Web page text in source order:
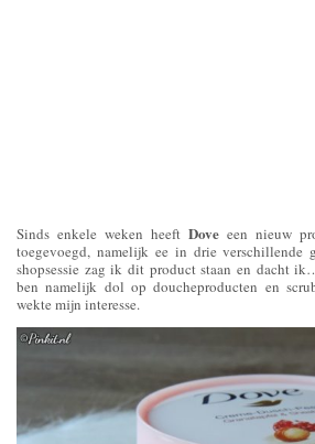
Sinds enkele weken heeft Dove een nieuw
toegevoegd, namelijk ee in drie verschillende
shopsessie zag ik dit product staan en dacht
ben namelijk dol op doucheproducten en
wekte mijn interesse.